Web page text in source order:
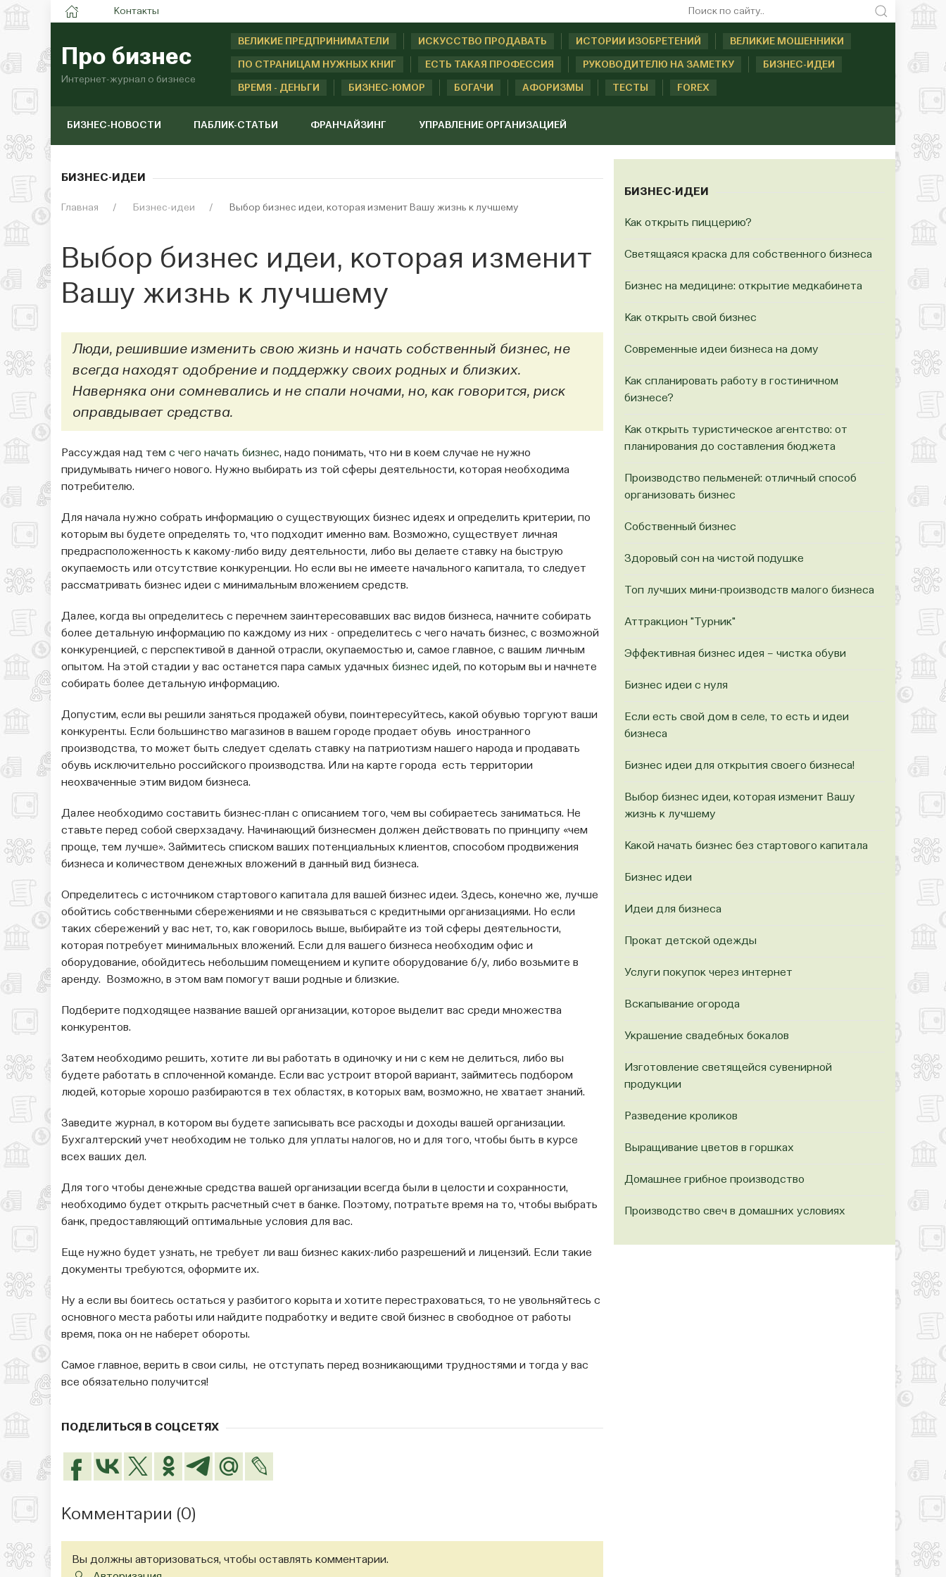
Контакты
Про бизнес
Интернет-журнал о бизнесе
ВЕЛИКИЕ ПРЕДПРИНИМАТЕЛИ ИСКУССТВО ПРОДАВАТЬ ИСТОРИИ ИЗОБРЕТЕНИЙ ВЕЛИКИЕ МОШЕННИКИ
ПО СТРАНИЦАМ НУЖНЫХ КНИГ ЕСТЬ ТАКАЯ ПРОФЕССИЯ РУКОВОДИТЕЛЮ НА ЗАМЕТКУ БИЗНЕС-ИДЕИ
ВРЕМЯ - ДЕНЬГИ БИЗНЕС-ЮМОР БОГАЧИ АФОРИЗМЫ ТЕСТЫ FOREX
БИЗНЕС-НОВОСТИ ПАБЛИК-СТАТЬИ ФРАНЧАЙЗИНГ УПРАВЛЕНИЕ ОРГАНИЗАЦИЕЙ
БИЗНЕС-ИДЕИ
Главная Бизнес-идеи Выбор бизнес идеи, которая изменит Вашу жизнь к лучшему
Выбор бизнес идеи, которая изменит
Вашу жизнь к лучшему
Люди, решившие изменить свою жизнь и начать собственный бизнес, не
всегда находят одобрение и поддержку своих родных и близких.
Наверняка они сомневались и не спали ночами, но, как говорится, риск
оправдывает средства.
Рассуждая над тем с чего начать бизнес, надо понимать, что ни в коем случае не нужно
придумывать ничего нового. Нужно выбирать из той сферы деятельности, которая необходима
потребителю.
Для начала нужно собрать информацию о существующих бизнес идеях и определить критерии, по
которым вы будете определять то, что подходит именно вам. Возможно, существует личная
предрасположенность к какому-либо виду деятельности, либо вы делаете ставку на быструю
окупаемость или отсутствие конкуренции. Но если вы не имеете начального капитала, то следует
рассматривать бизнес идеи с минимальным вложением средств.
Далее, когда вы определитесь с перечнем заинтересовавших вас видов бизнеса, начните собирать
более детальную информацию по каждому из них - определитесь с чего начать бизнес, с возможной
конкуренцией, с перспективой в данной отрасли, окупаемостью и, самое главное, с вашим личным
опытом. На этой стадии у вас останется пара самых удачных бизнес идей, по которым вы и начнете
собирать более детальную информацию.
Допустим, если вы решили заняться продажей обуви, поинтересуйтесь, какой обувью торгуют ваши
конкуренты. Если большинство магазинов в вашем городе продает обувь иностранного
производства, то может быть следует сделать ставку на патриотизм нашего народа и продавать
обувь исключительно российского производства. Или на карте города есть территории
неохваченные этим видом бизнеса.
Далее необходимо составить бизнес-план с описанием того, чем вы собираетесь заниматься. Не
ставьте перед собой сверхзадачу. Начинающий бизнесмен должен действовать по принципу «чем
проще, тем лучше». Займитесь списком ваших потенциальных клиентов, способом продвижения
бизнеса и количеством денежных вложений в данный вид бизнеса.
Определитесь с источником стартового капитала для вашей бизнес идеи. Здесь, конечно же, лучше
обойтись собственными сбережениями и не связываться с кредитными организациями. Но если
таких сбережений у вас нет, то, как говорилось выше, выбирайте из той сферы деятельности,
которая потребует минимальных вложений. Если для вашего бизнеса необходим офис и
оборудование, обойдитесь небольшим помещением и купите оборудование б/у, либо возьмите в
аренду. Возможно, в этом вам помогут ваши родные и близкие.
Подберите подходящее название вашей организации, которое выделит вас среди множества
конкурентов.
Затем необходимо решить, хотите ли вы работать в одиночку и ни с кем не делиться, либо вы
будете работать в сплоченной команде. Если вас устроит второй вариант, займитесь подбором
людей, которые хорошо разбираются в тех областях, в которых вам, возможно, не хватает знаний.
Заведите журнал, в котором вы будете записывать все расходы и доходы вашей организации.
Бухгалтерский учет необходим не только для уплаты налогов, но и для того, чтобы быть в курсе
всех ваших дел.
Для того чтобы денежные средства вашей организации всегда были в целости и сохранности,
необходимо будет открыть расчетный счет в банке. Поэтому, потратьте время на то, чтобы выбрать
банк, предоставляющий оптимальные условия для вас.
Еще нужно будет узнать, не требует ли ваш бизнес каких-либо разрешений и лицензий. Если такие
документы требуются, оформите их.
Ну а если вы боитесь остаться у разбитого корыта и хотите перестраховаться, то не увольняйтесь с
основного места работы или найдите подработку и ведите свой бизнес в свободное от работы
время, пока он не наберет обороты.
Самое главное, верить в свои силы, не отступать перед возникающими трудностями и тогда у вас
все обязательно получится!
ПОДЕЛИТЬСЯ В СОЦСЕТЯХ
Комментарии (0)
Вы должны авторизоваться, чтобы оставлять комментарии.
БИЗНЕС-ИДЕИ
Как открыть пиццерию?
Светящаяся краска для собственного бизнеса
Бизнес на медицине: открытие медкабинета
Как открыть свой бизнес
Современные идеи бизнеса на дому
Как спланировать работу в гостиничном
бизнесе?
Как открыть туристическое агентство: от
планирования до составления бюджета
Производство пельменей: отличный способ
организовать бизнес
Собственный бизнес
Здоровый сон на чистой подушке
Топ лучших мини-производств малого бизнеса
Аттракцион "Турник"
Эффективная бизнес идея – чистка обуви
Бизнес идеи с нуля
Если есть свой дом в селе, то есть и идеи
бизнеса
Бизнес идеи для открытия своего бизнеса!
Выбор бизнес идеи, которая изменит Вашу
жизнь к лучшему
Какой начать бизнес без стартового капитала
Бизнес идеи
Идеи для бизнеса
Прокат детской одежды
Услуги покупок через интернет
Вскапывание огорода
Украшение свадебных бокалов
Изготовление светящейся сувенирной
продукции
Разведение кроликов
Выращивание цветов в горшках
Домашнее грибное производство
Производство свеч в домашних условиях